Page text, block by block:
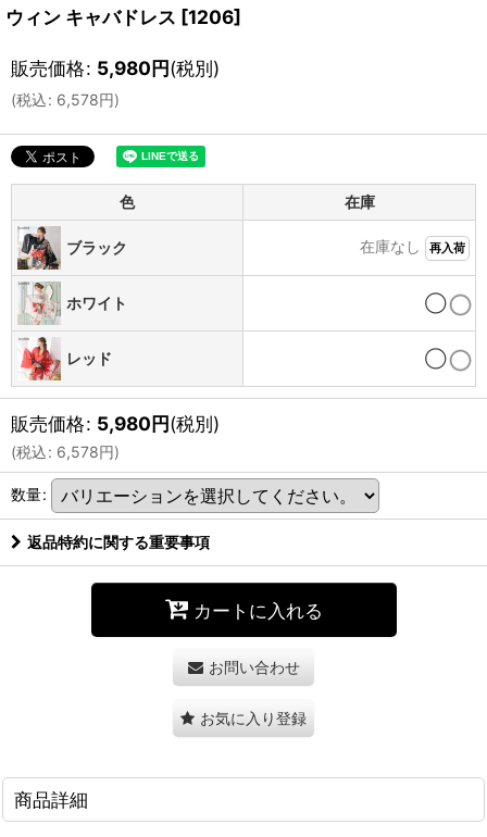
ウィン キャバドレス [1206]
販売価格: 5,980円(税別)
(税込: 6,578円)
色 在庫
ブラック 在庫なし 再入荷
ホワイト ◯
レッド ◯
販売価格: 5,980円(税別)
(税込: 6,578円)
数量:
返品特約に関する重要事項
カートに入れる
お問い合わせ
お気に入り登録
商品詳細